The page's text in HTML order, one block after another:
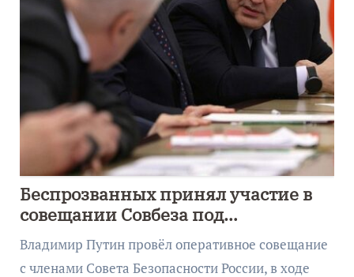
Беспрозванных принял участие в
совещании Совбеза под
руководством Путина
Владимир Путин провёл оперативное совещание
с членами Совета Безопасности России, в ходе